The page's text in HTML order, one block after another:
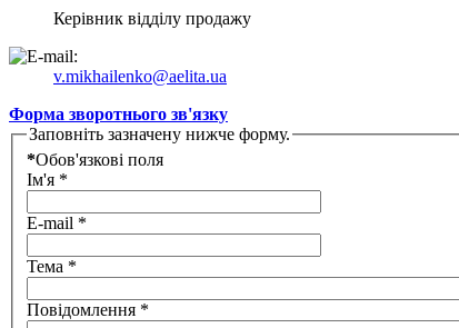
Керівник відділу продажу
v.mikhailenko@aelita.ua
Форма зворотнього зв'язку
Заповніть зазначену нижче форму.
*Обов'язкові поля
Ім'я *
E-mail *
Тема *
Повідомлення *